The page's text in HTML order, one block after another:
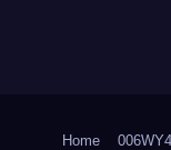
Home